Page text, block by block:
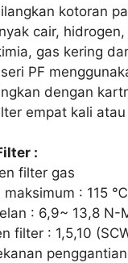
kotoran
cair,
gas kering
PF
dengan
empat kali
:
filter gas
maksimum : 115 ℃
: 6,9~ 13,8 N-
filter : 1,5,10